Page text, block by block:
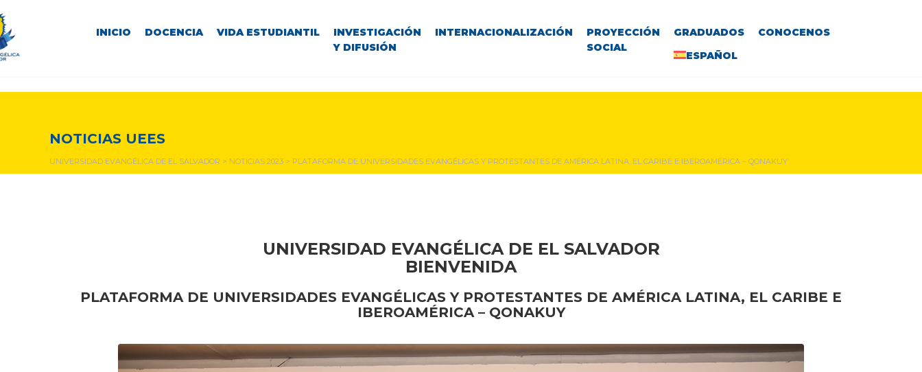
INICIO DOCENCIA VIDA ESTUDIANTIL
INVESTIGACIÓN
Y DIFUSIÓN
INTERNACIONALIZACIÓN
PROYECCIÓN
SOCIAL
GRADUADOS
CONOCENOS
ESPAÑOL
NOTICIAS UEES
UNIVERSIDAD EVANGÉLICA DE EL SALVADOR > NOTICIAS 2023 > PLATAFORMA DE UNIVERSIDADES EVANGÉLICAS Y PROTESTANTES DE AMÉRICA LATINA, EL CARIBE E IBEROAMÉRICA – QONAKUY
UNIVERSIDAD EVANGÉLICA DE EL SALVADOR
BIENVENIDA
PLATAFORMA DE UNIVERSIDADES EVANGÉLICAS Y PROTESTANTES DE AMÉRICA LATINA, EL CARIBE E
IBEROAMÉRICA – QONAKUY